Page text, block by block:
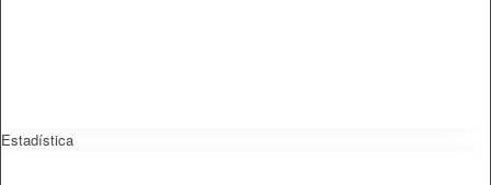
Estadística